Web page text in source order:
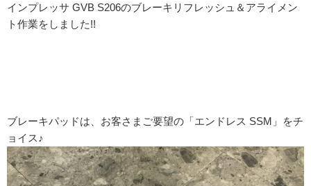
インプレッサ GVB S206のブレーキリフレッシュ＆アライメン
ト作業をしました!!
ブレーキパッドは、お客さまご要望の「エンドレス SSM」をチ
ョイス♪